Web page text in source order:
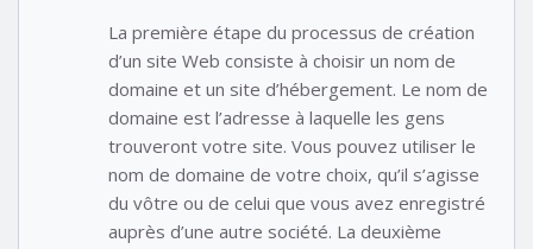
La première étape du processus de création
d’un site Web consiste à choisir un nom de
domaine et un site d’hébergement. Le nom de
domaine est l’adresse à laquelle les gens
trouveront votre site. Vous pouvez utiliser le
nom de domaine de votre choix, qu’il s’agisse
du vôtre ou de celui que vous avez enregistré
auprès d’une autre société. La deuxième